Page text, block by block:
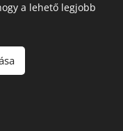
a lehető legjobb